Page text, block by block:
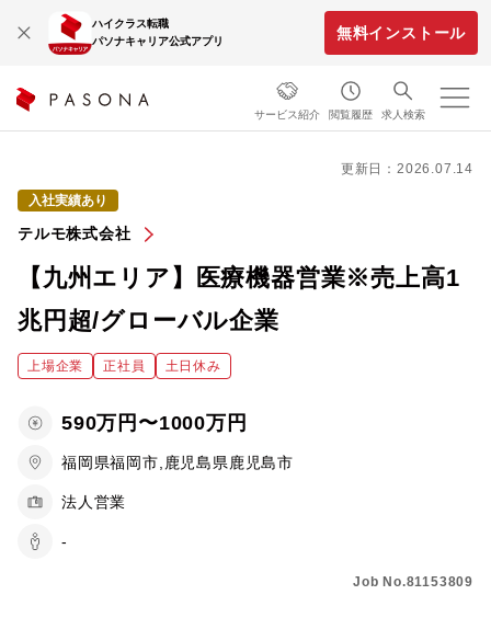
ハイクラス転職
パソナキャリア公式アプリ
無料インストール
サービス紹介 閲覧履歴 求人検索
更新日：2026.07.14
入社実績あり
テルモ株式会社
【九州エリア】医療機器営業※売上高1
兆円超/グローバル企業
上場企業 正社員 土日休み
590万円〜1000万円
福岡県福岡市,鹿児島県鹿児島市
法人営業
-
Job No.81153809